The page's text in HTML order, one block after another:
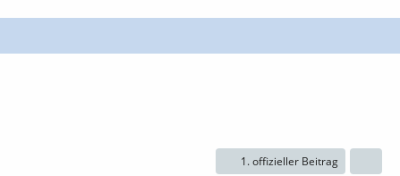
1. offizieller Beitrag